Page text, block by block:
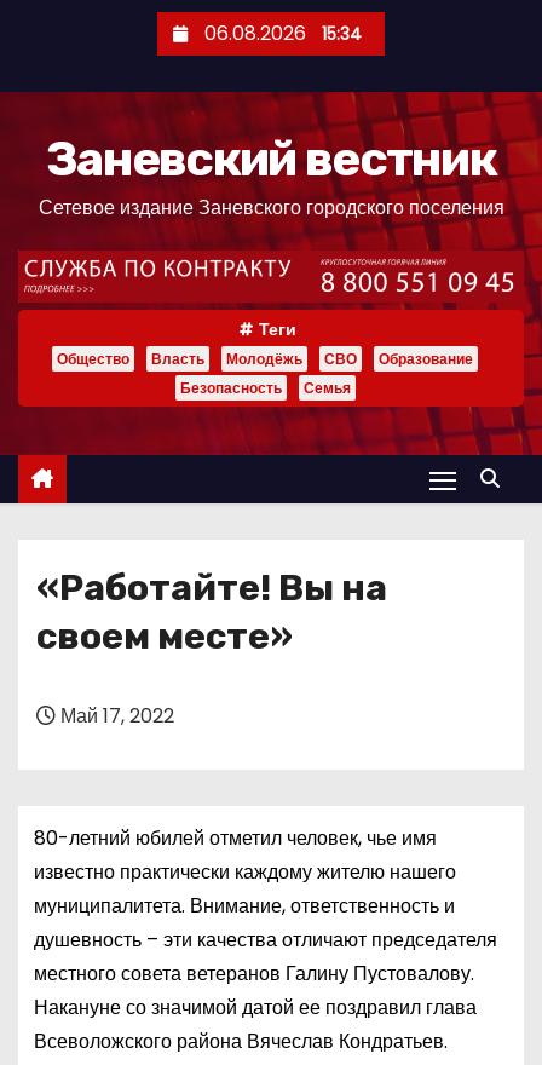
ж
06.08.2026 15:34
Заневский вестник
Сетевое издание Заневского городского поселения
Теги
Общество Власть Молодёжь СВО
Образование
Безопасность
Семья
«Работайте! Вы на
своем месте»
Май 17, 2022
80-летний юбилей отметил человек, чье имя
известно практически каждому жителю нашего
муниципалитета. Внимание, ответственность и
душевность – эти качества отличают председателя
местного совета ветеранов Галину Пустовалову.
Накануне со значимой датой ее поздравил глава
Всеволожского района Вячеслав Кондратьев.